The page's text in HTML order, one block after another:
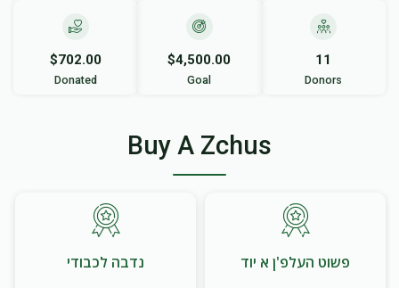
$702.00
Donated
$4,500.00
Goal
11
Donors
Buy A Zchus
פשוט העלפ'ן א יוד נדבה לכבודי